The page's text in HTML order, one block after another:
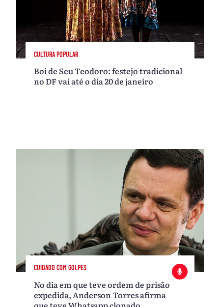
CULTURA POPULAR
Boi de Seu Teodoro: festejo tradicional
no DF vai até o dia 20 de janeiro
CUIDADO COM GOLPES
No dia em que teve ordem de prisão
expedida, Anderson Torres afirma